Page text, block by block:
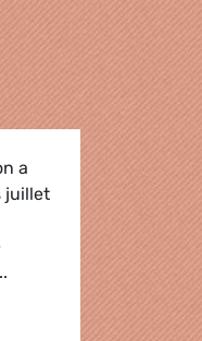
a
juillet